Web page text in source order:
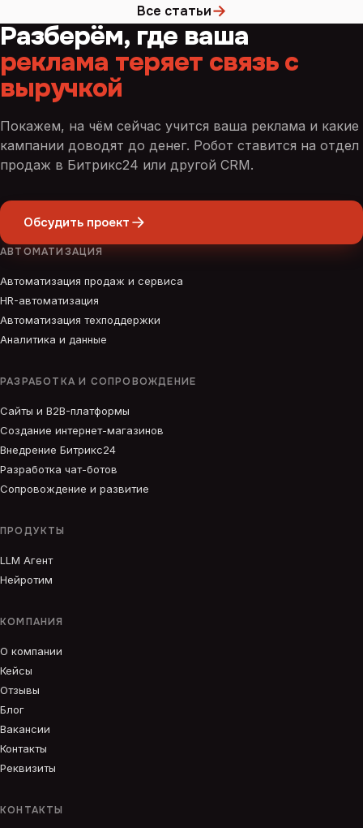
Все статьи→
Разберём, где ваша
реклама теряет связь с
выручкой
Покажем, на чём сейчас учится ваша реклама и какие
кампании доводят до денег. Робот ставится на отдел
продаж в Битрикс24 или другой CRM.
Обсудить проект
АВТОМАТИЗАЦИЯ
Автоматизация продаж и сервиса
HR-автоматизация
Автоматизация техподдержки
Аналитика и данные
РАЗРАБОТКА И СОПРОВОЖДЕНИЕ
Сайты и B2B-платформы
Создание интернет-магазинов
Внедрение Битрикс24
Разработка чат-ботов
Сопровождение и развитие
ПРОДУКТЫ
LLM Агент
Нейротим
КОМПАНИЯ
О компании
Кейсы
Отзывы
Блог
Вакансии
Контакты
Реквизиты
КОНТАКТЫ